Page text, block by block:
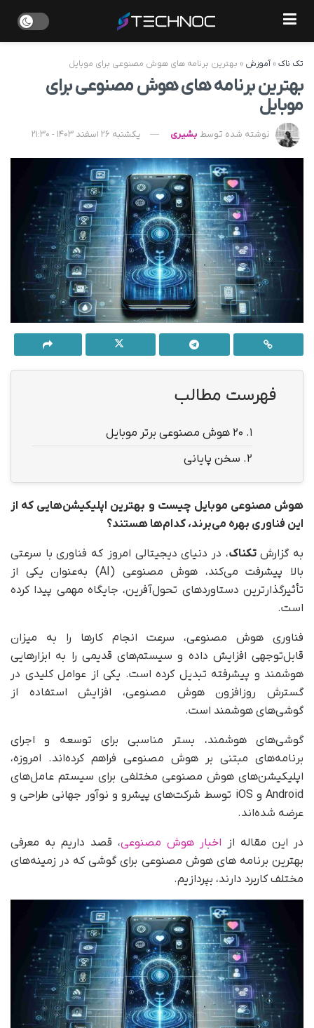
تک ناک»آموزش » بهترین برنامه های هوش‌ مصنوعی برای موبایل
بهترین برنامه های هوش‌ مصنوعی برای
موبایل
نوشته شده توسط بشیری یکشنبه 26 اسفند 1403 - 21:30
فهرست مطالب
1. ۲۰ هوش مصنوعی برتر موبایل
2. سخن پایانی
هوش مصنوعی موبایل چیست و بهترین اپلیکیشن‌هایی که از
این فناوری بهره می‌برند، کدام‌ها هستند؟
به گزارشتکناک، در دنیای دیجیتالی امروز که فناوری با سرعتی
بالا پیشرفت می‌کند، هوش مصنوعی (AI) به‌عنوان یکی از
تأثیرگذارترین دستاوردهای تحول‌آفرین، جایگاه مهمی پیدا کرده
است.
فناوری هوش مصنوعی، سرعت انجام کارها را به میزان
قابل‌توجهی افزایش داده و سیستم‌های قدیمی را به ابزارهایی
هوشمند و پیشرفته تبدیل کرده است. یکی از عوامل کلیدی در
گسترش روزافزون هوش مصنوعی، افزایش استفاده از
گوشی‌های هوشمند است.
گوشی‌های هوشمند، بستر مناسبی برای توسعه و اجرای
برنامه‌های مبتنی بر هوش مصنوعی فراهم کرده‌اند. امروزه،
اپلیکیشن‌های هوش مصنوعی مختلفی برای سیستم‌ عامل‌های
Android و iOS توسط شرکت‌های پیشرو و نوآور جهانی طراحی و
عرضه شده‌اند.
در این مقاله از اخبار هوش مصنوعی، قصد داریم به معرفی
بهترین برنامه های هوش مصنوعی برای گوشی که در زمینه‌های
مختلف کاربرد دارند، بپردازیم.